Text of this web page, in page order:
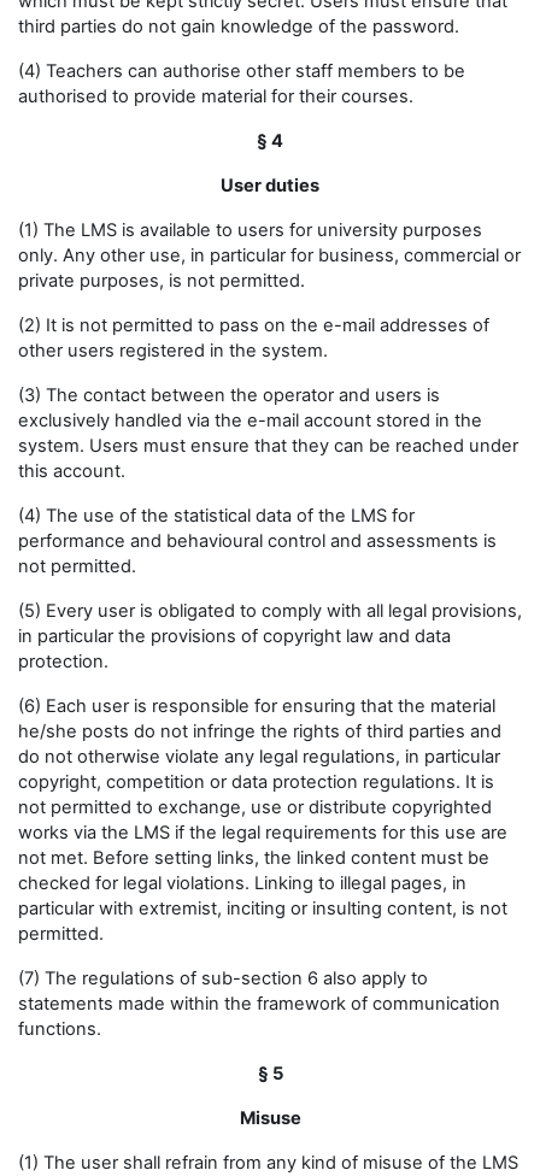
third parties do not gain knowledge of the password.
(4) Teachers can authorise other staff members to be
authorised to provide material for their courses.
§ 4
User duties
(1) The LMS is available to users for university purposes
only. Any other use, in particular for business, commercial or
private purposes, is not permitted.
(2) It is not permitted to pass on the e-mail addresses of
other users registered in the system.
(3) The contact between the operator and users is
exclusively handled via the e-mail account stored in the
system. Users must ensure that they can be reached under
this account.
(4) The use of the statistical data of the LMS for
performance and behavioural control and assessments is
not permitted.
(5) Every user is obligated to comply with all legal provisions,
in particular the provisions of copyright law and data
protection.
(6) Each user is responsible for ensuring that the material
he/she posts do not infringe the rights of third parties and
do not otherwise violate any legal regulations, in particular
copyright, competition or data protection regulations. It is
not permitted to exchange, use or distribute copyrighted
works via the LMS if the legal requirements for this use are
not met. Before setting links, the linked content must be
checked for legal violations. Linking to illegal pages, in
particular with extremist, inciting or insulting content, is not
permitted.
(7) The regulations of sub-section 6 also apply to
statements made within the framework of communication
functions.
§ 5
Misuse
(1) The user shall refrain from any kind of misuse of the LMS